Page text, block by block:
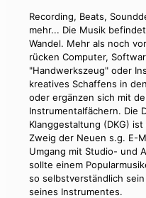
Recording, Beats,
mehr... Die Musik
Wandel. Mehr als noch
rücken Computer,
"Handwerkszeug" oder
kreatives Schaffens in
oder ergänzen sich mit
Instrumentalfächern. Die
Klanggestaltung (DKG)
Zweig der Neuen s.g. E-
Umgang mit Studio- und
sollte einem
so selbstverständlich
seines Instrumentes.